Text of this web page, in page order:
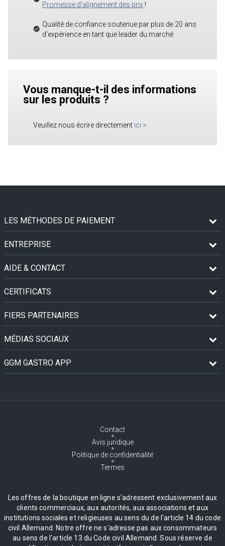
Promesse d'alignement des prix !
Qualité de confiance soutenue par plus de 20 ans
d'expérience en tant que leader du marché
Vous manque-t-il des informations
sur les produits ?
Veuillez nous écrire directement ici >
LES MÉTHODES DE PAIEMENT
ENTREPRISE
AIDE & CONTACT
CERTIFICATS
FIERS PARTENAIRES
MÉDIAS SOCIAUX
GGM GASTRO APP
Contact
Avis juridique
Politique de confidentialité
Termes
Les offres de la boutique en ligne s'adressent exclusivement aux
clients commerciaux, aux autorités, aux associations et aux
institutions sociales et religieuses au sens du de l'article 14 du code
civil Allemand. Notre offre ne s'adresse pas aux consommateurs
au sens de l'article 13 du Code civil Allemand. Sous réserve de